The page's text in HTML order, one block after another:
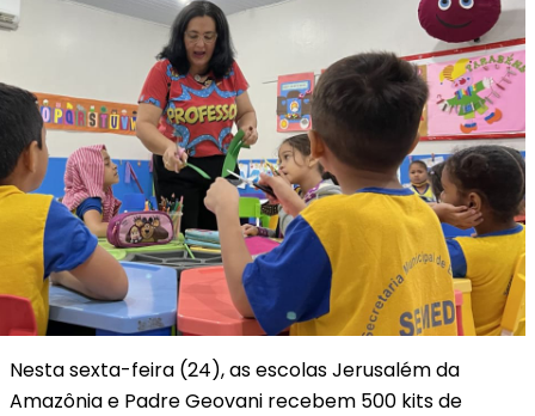
Nesta sexta-feira (24), as escolas Jerusalém da
Amazônia e Padre Geovani recebem 500 kits de